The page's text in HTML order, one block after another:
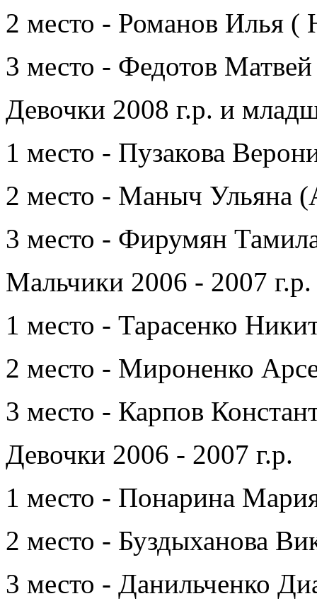
2 место - Романов Илья (
3 место - Федотов Матвей
Девочки 2008 г.р. и
1 место - Пузакова
2 место - Маныч Ульяна
3 место - Фирумян
Мальчики 2006 - 2007 г.р.
1 место - Тарасенко
2 место - Мироненко
3 место - Карпов
Девочки 2006 - 2007 г.р.
1 место - Понарина
2 место - Буздыханова
3 место - Данильченко